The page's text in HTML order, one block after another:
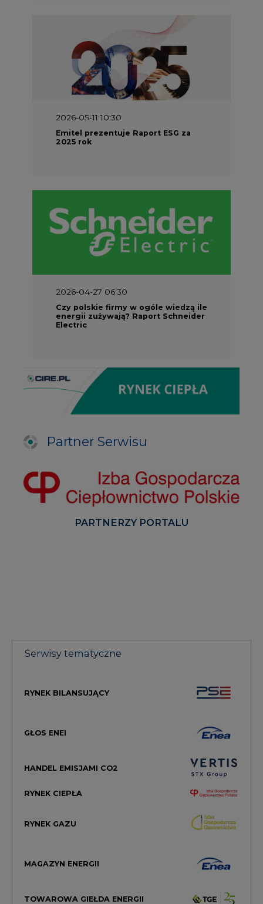
2026-05-11 10:30
Emitel prezentuje Raport ESG za
2025 rok
2026-04-27 06:30
Czy polskie firmy w ogóle wiedzą ile
energii zużywają? Raport Schneider
Electric
Partner Serwisu
PARTNERZY PORTALU
Serwisy tematyczne
RYNEK BILANSUJĄCY
GŁOS ENEI
HANDEL EMISJAMI CO2
RYNEK CIEPŁA
RYNEK GAZU
MAGAZYN ENERGII
TOWAROWA GIEŁDA ENERGII